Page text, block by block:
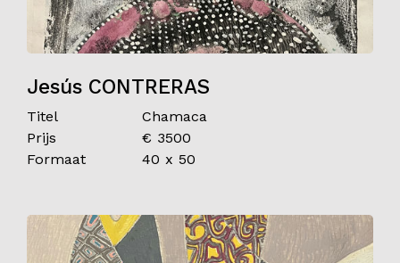
Jesús CONTRERAS
Titel
Chamaca
Prijs
€ 3500
Formaat
40 x 50